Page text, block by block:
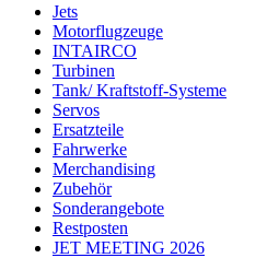
Jets
Motorflugzeuge
INTAIRCO
Turbinen
Tank/ Kraftstoff-Systeme
Servos
Ersatzteile
Fahrwerke
Merchandising
Zubehör
Sonderangebote
Restposten
JET MEETING 2026